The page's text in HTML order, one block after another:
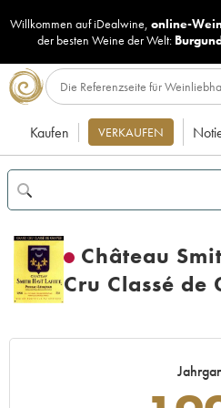
Willkommen auf iDealwine, online-
der besten Weine der Welt:
Kaufen VERKAUFEN
Château
Cru Classé de